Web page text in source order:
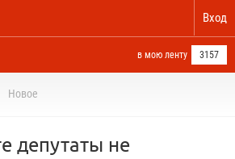
Вход
в мою ленту 3157
Новое
депутаты не